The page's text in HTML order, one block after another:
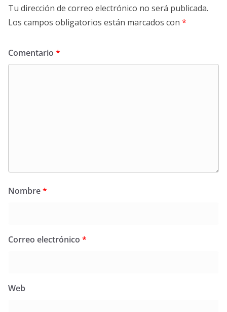
Tu dirección de correo electrónico no será publicada.
Los campos obligatorios están marcados con *
Comentario *
Nombre*
Correo electrónico *
Web